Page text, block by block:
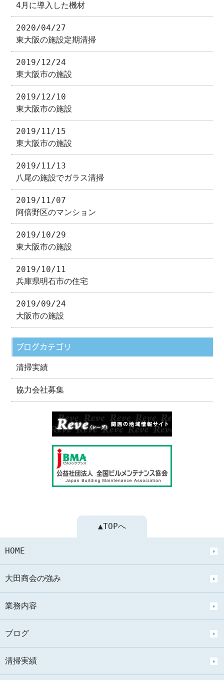
4月に導入した機材
2020/04/27
東大阪の施設定期清掃
2019/12/24
東大阪市の施設
2019/12/10
東大阪市の施設
2019/11/15
東大阪市の施設
2019/11/13
八尾の施設でガラス清掃
2019/11/07
阿倍野区のマンション
2019/10/29
東大阪市の施設
2019/10/11
兵庫県明石市の住宅
2019/09/24
大阪市の施設
ブログカテゴリ
清掃実績
協力会社募集
▲TOPへ
HOME
大田商会の強み
業務内容
ブログ
清掃実績